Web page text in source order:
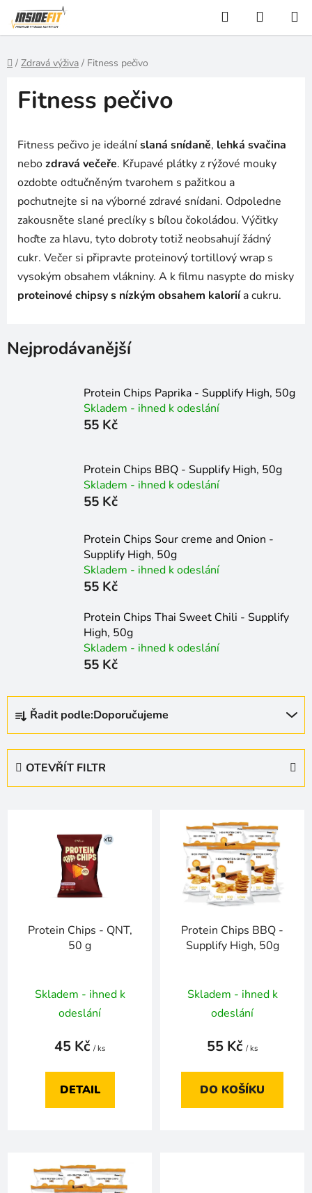
Přejít
na
obsah
Hledat
KOŠÍK
Domů
/ Zdravá výživa / Fitness pečivo
Fitness pečivo
Fitness pečivo je ideálníslaná snídaně, lehká svačina
nebozdravá večeře. Křupavé plátky z rýžové mouky
ozdobte odtučněným tvarohem s pažitkou a
pochutnejte si na výborné zdravé snídani. Odpoledne
zakousněte slané preclíky s bílou čokoládou. Výčitky
hoďte za hlavu, tyto dobroty totiž neobsahují žádný
cukr. Večer si připravte proteinový tortillový wrap s
vysokým obsahem vlákniny. A k filmu nasypte do misky
proteinové chipsy s nízkým obsahem kaloriía cukru.
Nejprodávanější
Protein Chips Paprika - Supplify High, 50g
Skladem - ihned k odeslání
55 Kč
Protein Chips BBQ - Supplify High, 50g
Skladem - ihned k odeslání
55 Kč
Protein Chips Sour creme and Onion -
Supplify High, 50g
Skladem - ihned k odeslání
55 Kč
Protein Chips Thai Sweet Chili - Supplify
High, 50g
Skladem - ihned k odeslání
55 Kč
Ř
z
Řadit podle:Doporučujeme
OTEVŘÍT FILTR
Protein Chips - QNT,
50 g
Skladem - ihned k
odeslání
45 Kč / ks
DETAIL
Protein Chips BBQ -
Supplify High, 50g
Skladem - ihned k
odeslání
55 Kč / ks
DO KOŠÍKU